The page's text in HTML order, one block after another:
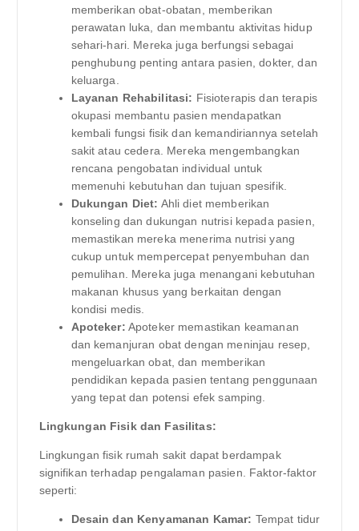
memberikan obat-obatan, memberikan
perawatan luka, dan membantu aktivitas hidup
sehari-hari. Mereka juga berfungsi sebagai
penghubung penting antara pasien, dokter, dan
keluarga.
Layanan Rehabilitasi: Fisioterapis dan terapis
okupasi membantu pasien mendapatkan
kembali fungsi fisik dan kemandiriannya setelah
sakit atau cedera. Mereka mengembangkan
rencana pengobatan individual untuk
memenuhi kebutuhan dan tujuan spesifik.
Dukungan Diet: Ahli diet memberikan
konseling dan dukungan nutrisi kepada pasien,
memastikan mereka menerima nutrisi yang
cukup untuk mempercepat penyembuhan dan
pemulihan. Mereka juga menangani kebutuhan
makanan khusus yang berkaitan dengan
kondisi medis.
Apoteker: Apoteker memastikan keamanan
dan kemanjuran obat dengan meninjau resep,
mengeluarkan obat, dan memberikan
pendidikan kepada pasien tentang penggunaan
yang tepat dan potensi efek samping.
Lingkungan Fisik dan Fasilitas:
Lingkungan fisik rumah sakit dapat berdampak
signifikan terhadap pengalaman pasien. Faktor-faktor
seperti:
Desain dan Kenyamanan Kamar: Tempat tidur